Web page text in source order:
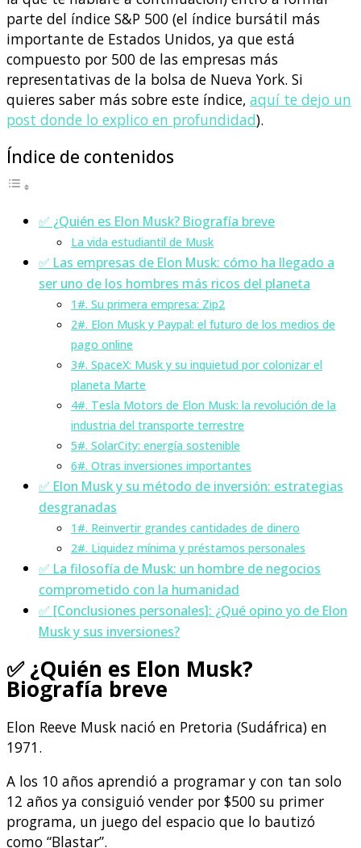
parte del índice S&P 500 (el índice bursátil más
importante de Estados Unidos, ya que está
compuesto por 500 de las empresas más
representativas de la bolsa de Nueva York. Si
quieres saber más sobre este índice, aquí te dejo un
post donde lo explico en profundidad).
Índice de contenidos
✅ ¿Quién es Elon Musk? Biografía breve
La vida estudiantil de Musk
✅ Las empresas de Elon Musk: cómo ha llegado a
ser uno de los hombres más ricos del planeta
1#. Su primera empresa: Zip2
2#. Elon Musk y Paypal: el futuro de los medios de
pago online
3#. SpaceX: Musk y su inquietud por colonizar el
planeta Marte
4#. Tesla Motors de Elon Musk: la revolución de la
industria del transporte terrestre
5#. SolarCity: energía sostenible
6#. Otras inversiones importantes
✅ Elon Musk y su método de inversión: estrategias
desgranadas
1#. Reinvertir grandes cantidades de dinero
2#. Liquidez mínima y préstamos personales
✅ La filosofía de Musk: un hombre de negocios
comprometido con la humanidad
✅ [Conclusiones personales]: ¿Qué opino yo de Elon
Musk y sus inversiones?
✅ ¿Quién es Elon Musk?
Biografía breve
Elon Reeve Musk nació en Pretoria (Sudáfrica) en
1971.
A los 10 años aprendió a programar y con tan solo
12 años ya consiguió vender por $500 su primer
programa, un juego del espacio que lo bautizó
como “Blastar”.